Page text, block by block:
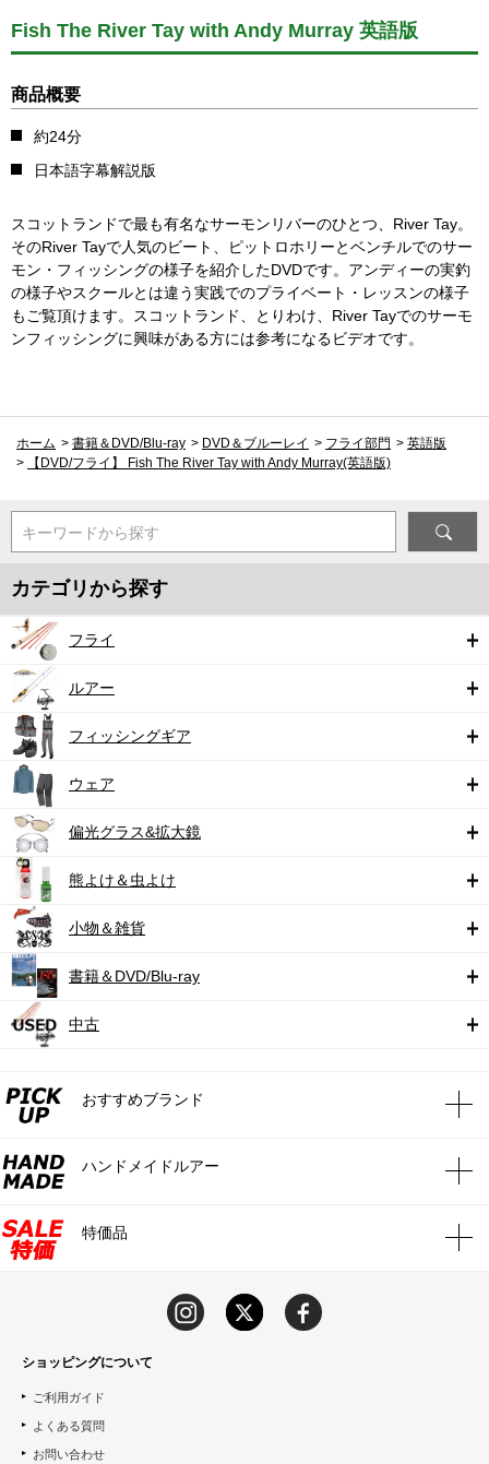
Fish The River Tay with Andy Murray 英語版
商品概要
約24分
日本語字幕解説版
スコットランドで最も有名なサーモンリバーのひとつ、River Tay。
そのRiver Tayで人気のビート、ピットロホリーとベンチルでのサー
モン・フィッシングの様子を紹介したDVDです。アンディーの実釣
の様子やスクールとは違う実践でのプライベート・レッスンの様子
もご覧頂けます。スコットランド、とりわけ、River Tayでのサーモ
ンフィッシングに興味がある方には参考になるビデオです。
ホーム > 書籍＆DVD/Blu-ray > DVD＆ブルーレイ > フライ部門 > 英語版
>
【DVD/フライ】 Fish The River Tay with Andy Murray(英語版)
キーワードから探す
カテゴリから探す
フライ
ルアー
フィッシングギア
ウェア
偏光グラス&拡大鏡
熊よけ＆虫よけ
小物＆雑貨
書籍＆DVD/Blu-ray
中古
おすすめブランド
ハンドメイドルアー
特価品
ショッピングについて
ご利用ガイド
よくある質問
お問い合わせ